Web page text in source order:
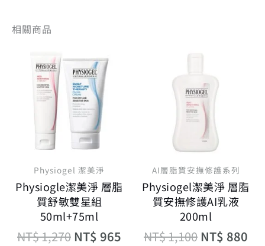
相關商品
Physiogel 潔美淨
Physiogle潔美淨 層脂
質舒敏雙星組
50ml+75ml
NT$1,270
始
價
格：
NT$ 1,270。
NT$ 965
AI層脂質安撫修護系列
Physiogel潔美淨 層脂
質安撫修護AI乳液
200ml
NT$1,100
價
格：
NT$ 1,100
NT$ 880